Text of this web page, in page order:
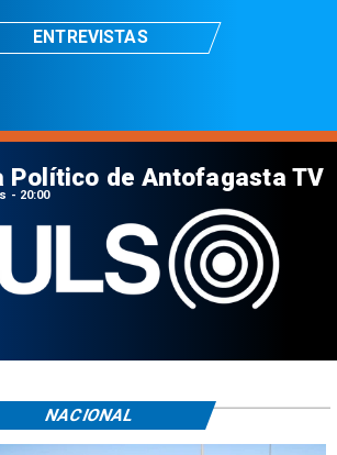
ENTREVISTAS
Político de Antofagasta TV
- 20:00
NACIONAL